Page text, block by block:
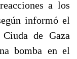
a los
informó el
de Gaza
bomba en el